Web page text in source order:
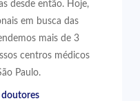
desde então. Hoje,
em busca das
mais de 3
centros médicos
Paulo.
doutores